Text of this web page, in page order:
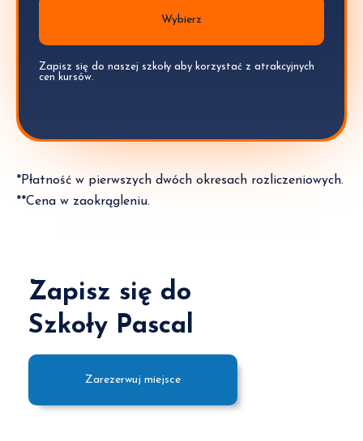
Wybierz
Zapisz się do naszej szkoły aby korzystać z atrakcyjnych
cen kursów.
*Płatność w pierwszych dwóch okresach rozliczeniowych.
**Cena w zaokrągleniu.
Zapisz się do
Szkoły Pascal
Zarezerwuj miejsce